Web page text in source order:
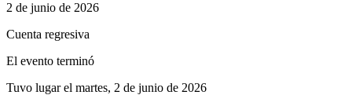
2 de junio de 2026
Cuenta regresiva
El evento terminó
Tuvo lugar el martes, 2 de junio de 2026